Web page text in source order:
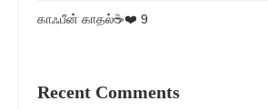
காஃபீன் காதல்☕❤️ 9
Recent Comments